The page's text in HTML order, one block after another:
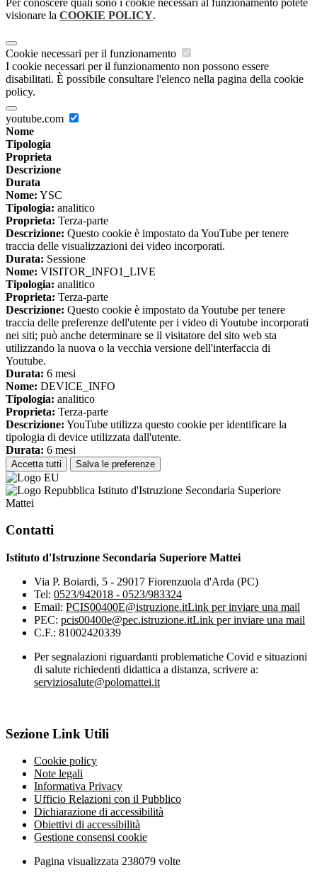
visionare la COOKIE POLICY.
Cookie necessari per il funzionamento
I cookie necessari per il funzionamento non possono essere
disabilitati. È possibile consultare l'elenco nella pagina della cookie
policy.
youtube.com
Nome
Tipologia
Proprieta
Descrizione
Durata
Nome: YSC
Tipologia: analitico
Proprieta: Terza-parte
Descrizione: Questo cookie è impostato da YouTube per tenere
traccia delle visualizzazioni dei video incorporati.
Durata: Sessione
Nome: VISITOR_INFO1_LIVE
Tipologia: analitico
Proprieta: Terza-parte
Descrizione: Questo cookie è impostato da Youtube per tenere
traccia delle preferenze dell'utente per i video di Youtube incorporati
nei siti; può anche determinare se il visitatore del sito web sta
utilizzando la nuova o la vecchia versione dell'interfaccia di
Youtube.
Durata: 6 mesi
Nome: DEVICE_INFO
Tipologia: analitico
Proprieta: Terza-parte
Descrizione: YouTube utilizza questo cookie per identificare la
tipologia di device utilizzata dall'utente.
Durata: 6 mesi
Accetta tutti Salva le preferenze
Istituto d'Istruzione Secondaria Superiore
Mattei
Contatti
Istituto d'Istruzione Secondaria Superiore Mattei
Via P. Boiardi, 5 - 29017 Fiorenzuola d'Arda (PC)
Tel: 0523/942018 - 0523/983324
Email: PCIS00400E@istruzione.itLink per inviare una mail
PEC: pcis00400e@pec.istruzione.itLink per inviare una mail
C.F.: 81002420339
Per segnalazioni riguardanti problematiche Covid e situazioni
di salute richiedenti didattica a distanza, scrivere a:
serviziosalute@polomattei.it
Sezione Link Utili
Cookie policy
Note legali
Informativa Privacy
Ufficio Relazioni con il Pubblico
Dichiarazione di accessibilità
Obiettivi di accessibilità
Gestione consensi cookie
Pagina visualizzata 238079 volte